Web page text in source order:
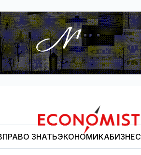
Economist.kg
ПРАВО ЗНАТЬЭКОНОМИКАБИЗНЕС